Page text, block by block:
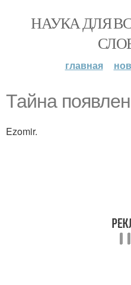
НАУКА ДЛЯ
главная
Тайна
Ezomir.